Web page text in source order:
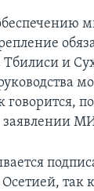
и
говорится,
заявлении
так